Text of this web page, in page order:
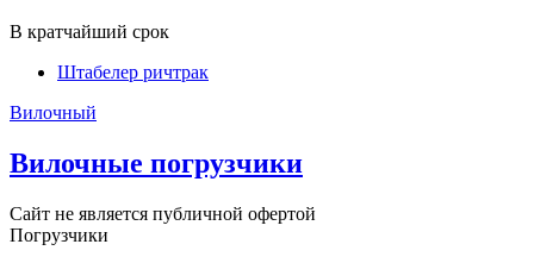
В кратчайший срок
Штабелер ричтрак
Вилочный
Вилочные погрузчики
Сайт не является публичной офертой
Погрузчики